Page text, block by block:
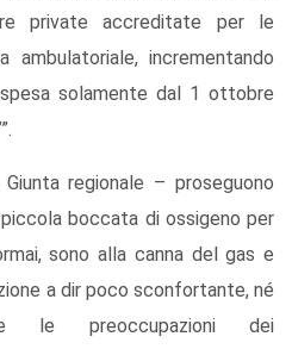
private accreditate per le
ambulatoriale, incrementando
solamente dal 1 ottobre
regionale – proseguono
boccata di ossigeno per
sono alla canna del gas e
a dir poco sconfortante, né
le preoccupazioni dei